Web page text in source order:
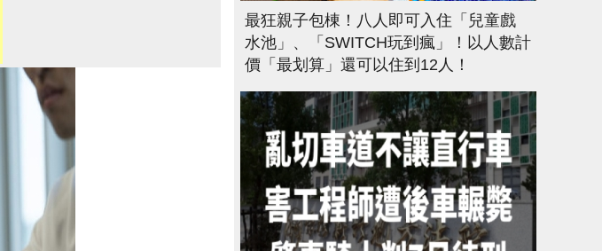
最狂親子包棟！八人即可入住「兒童戲
水池」、「SWITCH玩到瘋」！以人數計
價「最划算」還可以住到12人！